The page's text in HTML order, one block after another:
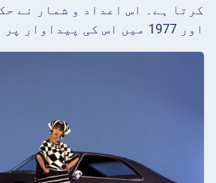
کرتا ہے۔ اس اعداد و شمار نے
اور 1977 میں اس کی پیداوار پر پابندی لگ گئی۔